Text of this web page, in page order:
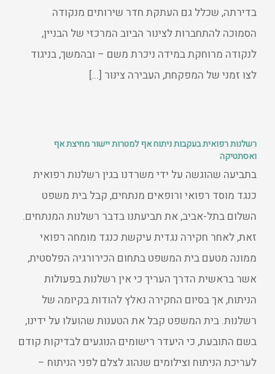
בדירתה, שכלל גם העתקת חדר שירותים מנקודה
הסמוכה להתחברות לצינור הביוב המרכזי של הבניין,
לנקודה מרוחקת במידה ניכרת משם – ובהמשך, בניגוד
לצו זמני של המפקחת, העבירה צינור [...]
רשלנות רפואית בעקבות ניתוח אף למטרות יישור מחיצת אף
ואסתטיקה
בתביעה שהוגשה על ידי משרדנו בגין רשלנות רפואית
כנגד מוסד רפואי ורופאים מנתחים, קבל בית משפט
השלום בתל-אביב, את תביעתנו בדבר רשלנות המנתחים.
זאת, לאחר חקירה נגדית עיקשת כנגד מומחה רפואי
ממונה מטעם בית המשפט בתחום הכירורגיה הפלסטית,
אשר בראשית הדרך העריך כי אין רשלנות בפעולות
הניתוח, אך בסיום החקירה נאלץ להודות בקיומה של
רשלנות. בית המשפט קבל את הטענות שהועלו על ידינו,
בשם התובעת, כי היעדר רישומים הנוגעים לבדיקות קודם
לעריכת הניתוח וצילומים שנהוג לצלם לפני הניתוח –